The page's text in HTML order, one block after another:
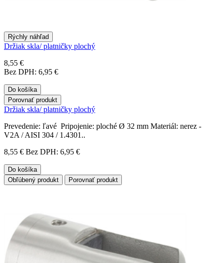
Rýchly náhľad
Držiak skla/ platničky plochý
8,55 €
Bez DPH: 6,95 €
Do košíka
Porovnať produkt
Držiak skla/ platničky plochý
Prevedenie: ľavé Pripojenie: ploché Ø 32 mm Materiál: nerez -
V2A / AISI 304 / 1.4301..
8,55 € Bez DPH: 6,95 €
Do košíka
Obľúbený produkt
Porovnať produkt